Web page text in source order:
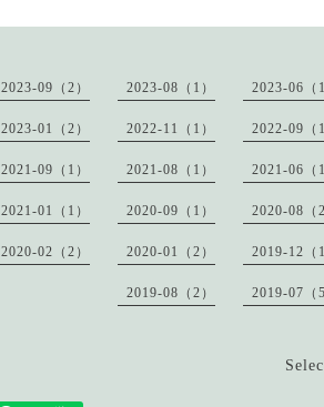
2023-09（2） 2023-08（1） 2023-06（1
2023-01（2） 2022-11（1） 2022-09（1
2021-09（1） 2021-08（1） 2021-06（1
2021-01（1） 2020-09（1） 2020-08（2
2020-02（2） 2020-01（2） 2019-12（1
2019-08（2） 2019-07（5